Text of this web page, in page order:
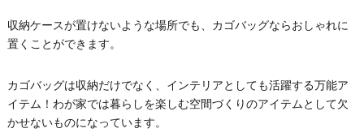
収納ケースが置けないような場所でも、カゴバッグならおしゃれに
置くことができます。
カゴバッグは収納だけでなく、インテリアとしても活躍する万能ア
イテム！わが家では暮らしを楽しむ空間づくりのアイテムとして欠
かせないものになっています。